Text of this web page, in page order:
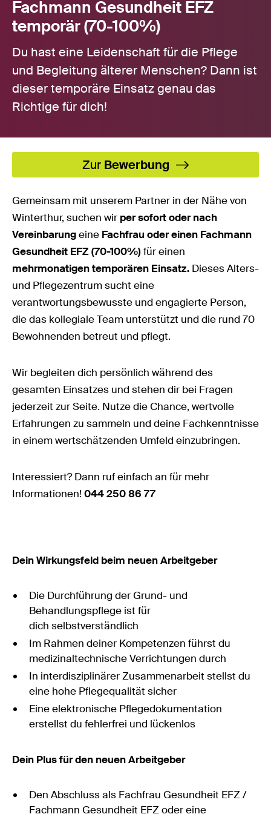
Fachmann Gesundheit EFZ
temporär (70-100%)
Du hast eine Leidenschaft für die Pflege
und Begleitung älterer Menschen? Dann ist
dieser temporäre Einsatz genau das
Richtige für dich!
Zur Bewerbung
Gemeinsam mit unserem Partner in der Nähe von
Winterthur, suchen wir per sofort oder nach
Vereinbarungeine Fachfrau oder einen Fachmann
Gesundheit EFZ(70-100%)für einen
mehrmonatigen temporären Einsatz. Dieses Alters-
und Pflegezentrum sucht eine
verantwortungsbewusste und engagierte Person,
die das kollegiale Team unterstützt und die rund 70
Bewohnenden betreut und pflegt.
Wir begleiten dich persönlich während des
gesamten Einsatzes und stehen dir bei Fragen
jederzeit zur Seite. Nutze die Chance, wertvolle
Erfahrungen zu sammeln und deine Fachkenntnisse
in einem wertschätzenden Umfeld einzubringen.
Interessiert? Dann ruf einfach an für mehr
Informationen! 044 250 86 77
Dein Wirkungsfeld beim neuen Arbeitgeber
Die Durchführung der Grund- und
Behandlungspflege ist für
dich selbstverständlich
Im Rahmen deiner Kompetenzen führst du
medizinaltechnische Verrichtungen durch
In interdisziplinärer Zusammenarbeit stellst du
eine hohe Pflegequalität sicher
Eine elektronische Pflegedokumentation
erstellst du fehlerfrei und lückenlos
Dein Plus für den neuen Arbeitgeber
Den Abschluss als Fachfrau Gesundheit EFZ /
Fachmann Gesundheit EFZ oder eine